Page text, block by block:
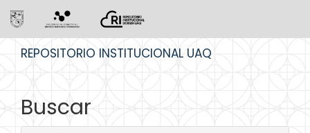
REPOSITORIO INSTITUCIONAL UAQ
Buscar